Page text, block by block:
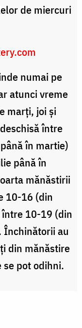
de miercuri
numai pe
atunci vreme
marţi, joi şi
între
în martie)
până în
mănăstirii
10-16 (din
10-19 (din
Închinătorii au
din mănăstire
se pot odihni.